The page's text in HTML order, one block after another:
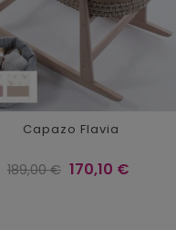
Capazo Flavia
Precio
189,00 € Precio
170,10 €